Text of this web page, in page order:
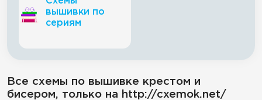
вышивки по
сериям
Все схемы по вышивке крестом и
бисером, только на http://cxemok.net/